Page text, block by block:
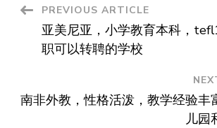
Post
Navigation
PREVIOUS ARTICLE
亚美尼亚，小学教育本科，
职可以转聘的学校
南非外教，性格活泼，教学经验丰
儿园